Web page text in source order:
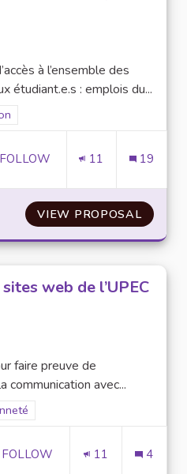
à l’ensemble des
étudiant.e.s : emplois du...
Numérique et Inclusion
24 FOLLOWERS
FOLLOW 11 19
VIEW PROPOSAL
web de l’UPEC
faire preuve de
communication avec...
Numérique et Citoyenneté
21 FOLLOWERS
FOLLOW 11 4